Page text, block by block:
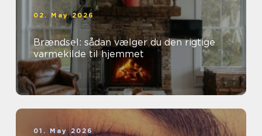
02. May 2026
Brændsel: sådan vælger du den rigtige
varmekilde til hjemmet
01. May 2026